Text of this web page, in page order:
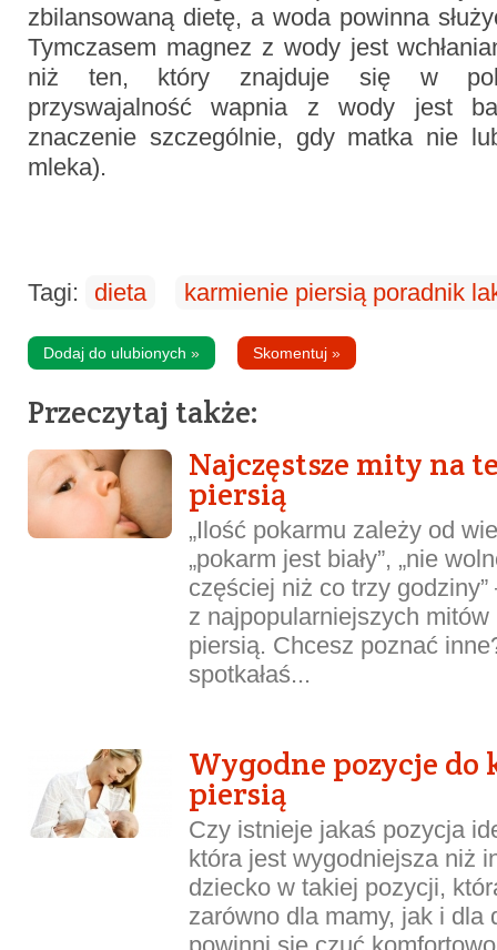
zbilansowaną dietę, a woda powinna
Tymczasem magnez z wody jest
niż ten, który znajduje się w
przyswajalność wapnia z wody jest
znaczenie szczególnie, gdy matka nie
mleka).
Tagi: dieta karmienie piersią poradnik
Dodaj do ulubionych » Skomentuj »
Przeczytaj także:
Najczęstsze mity na
piersią
„Ilość pokarmu zależy od
„pokarm jest biały”, „nie
częściej niż co trzy godziny”
z najpopularniejszych
piersią. Chcesz poznać
spotkałaś...
Wygodne pozycje do
piersią
Czy istnieje jakaś pozycja
która jest wygodniejsza niż
dziecko w takiej pozycji,
zarówno dla mamy, jak i dla